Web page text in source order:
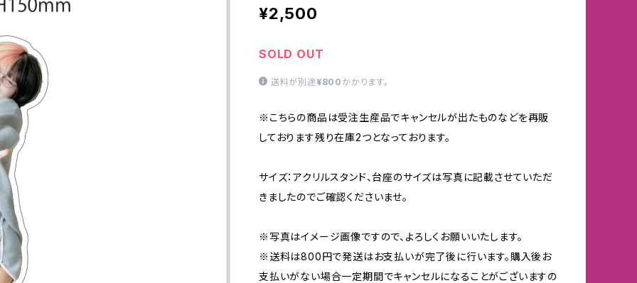
¥2,500
SOLD OUT
送料が別途 ¥800 かかります。
※こちらの商品は受注生産品でキャンセルが出たものなどを再販
しております残り在庫2つとなっております。
サイズ：アクリルスタンド、台座のサイズは写真に記載させていただ
きましたのでご確認くださいませ。
※写真はイメージ画像ですので、よろしくお願いいたします。
※送料は800円で発送はお支払いが完了後に行います。購入後お
支払いがない場合一定期間でキャンセルになることがございますの